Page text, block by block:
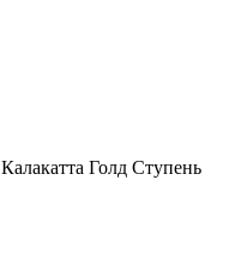
Голд Ступень